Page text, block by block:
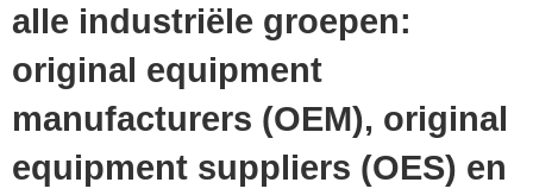
alle industriële groepen:
original equipment
manufacturers (OEM), original
equipment suppliers (OES) en